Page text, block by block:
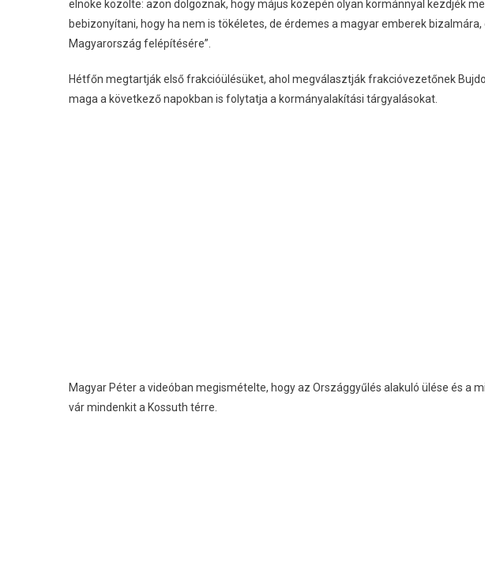
elnöke közölte: azon dolgoznak, hogy május közepén olyan kormánnyal kezdjék
bebizonyítani, hogy ha nem is tökéletes, de érdemes a magyar emberek
Magyarország felépítésére”.
Hétfőn megtartják első frakcióülésüket, ahol megválasztják frakcióvezetőnek
maga a következő napokban is folytatja a kormányalakítási tárgyalásokat.
Magyar Péter a videóban megismételte, hogy az Országgyűlés alakuló ülése és a
vár mindenkit a Kossuth térre.